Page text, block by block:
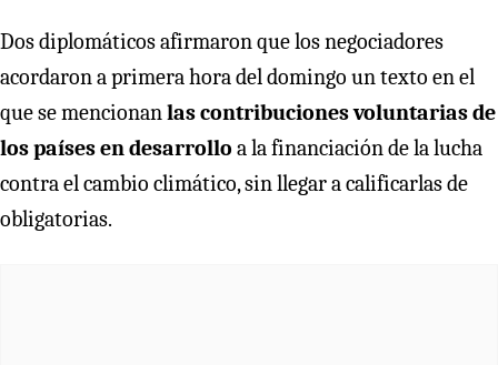
Dos diplomáticos afirmaron que los negociadores
acordaron a primera hora del domingo un texto en el
que se mencionanlas contribuciones voluntarias de
los países en desarrollo a la financiación de la lucha
contra el cambio climático, sin llegar a calificarlas de
obligatorias.